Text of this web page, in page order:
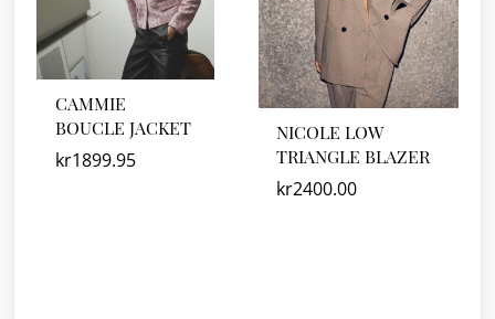
CAMMIE
BOUCLE JACKET
kr1899.95
NICOLE LOW
TRIANGLE BLAZER
kr2400.00